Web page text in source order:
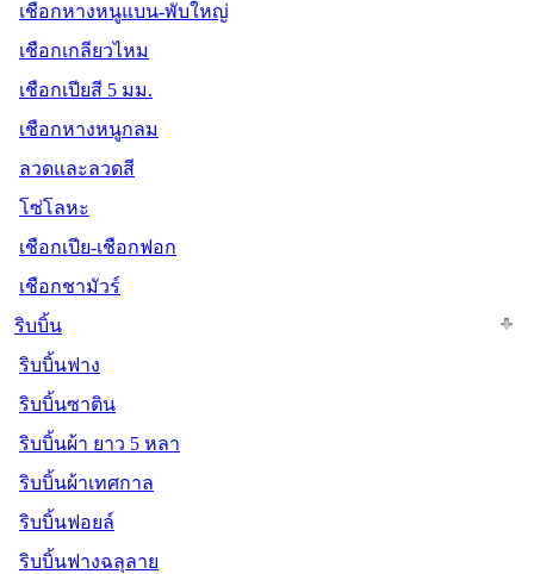
เชือกหางหนูแบน-พับใหญ่
เชือกเกลียวไหม
เชือกเปียสี 5 มม.
เชือกหางหนูกลม
ลวดและลวดสี
โซ่โลหะ
เชือกเปีย-เชือกฟอก
เชือกชามัวร์
ริบบิ้น
ริบบิ้นฟาง
ริบบิ้นซาติน
ริบบิ้นผ้า ยาว 5 หลา
ริบบิ้นผ้าเทศกาล
ริบบิ้นฟอยล์
ริบบิ้นฟางฉลุลาย